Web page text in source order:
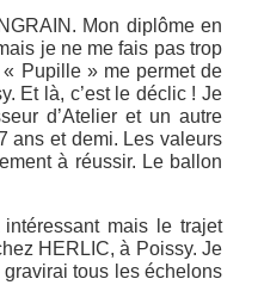
Mon diplôme en
je ne me fais pas trop
Pupille » me permet de
Et là, c’est le déclic ! Je
d’Atelier et un autre
ans et demi. Les valeurs
à réussir. Le ballon
mais le trajet
HERLIC, à Poissy. Je
gravirai tous les échelons